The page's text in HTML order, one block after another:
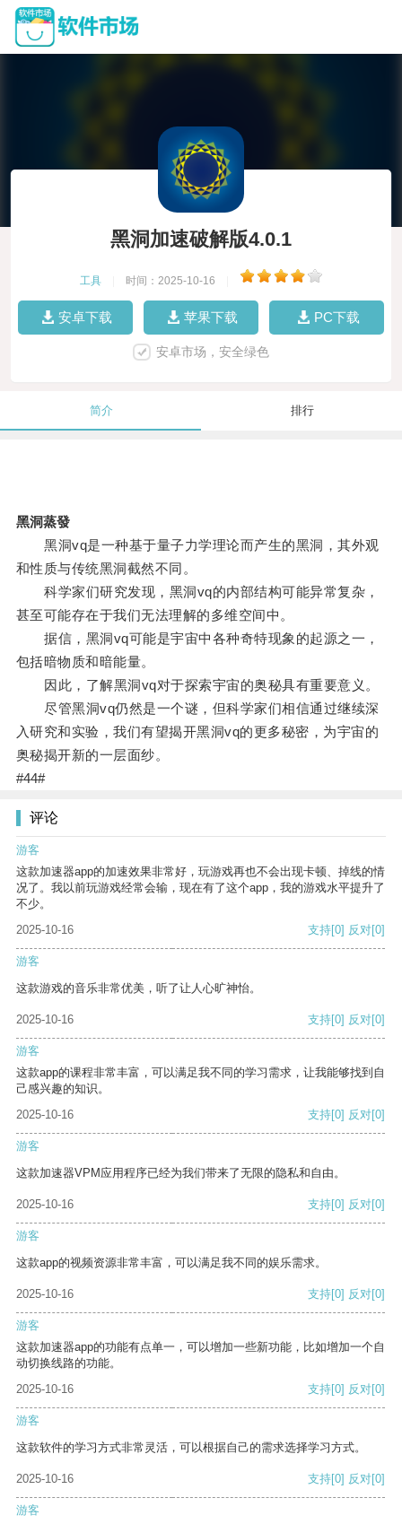
黑洞加速破解版4.0.1
工具 时间：2025-10-16
安卓下载 苹果下载 PC下载
安卓市场，安全绿色
简介 排行
黑洞蒸發
黑洞vq是一种基于量子力学理论而产生的黑洞，其外观
和性质与传统黑洞截然不同。
科学家们研究发现，黑洞vq的内部结构可能异常复杂，
甚至可能存在于我们无法理解的多维空间中。
据信，黑洞vq可能是宇宙中各种奇特现象的起源之一，
包括暗物质和暗能量。
因此，了解黑洞vq对于探索宇宙的奥秘具有重要意义。
尽管黑洞vq仍然是一个谜，但科学家们相信通过继续深
入研究和实验，我们有望揭开黑洞vq的更多秘密，为宇宙的
奥秘揭开新的一层面纱。
#44#
评论
游客
这款加速器app的加速效果非常好，玩游戏再也不会出现卡顿、掉线的情
况了。我以前玩游戏经常会输，现在有了这个app，我的游戏水平提升了
不少。
2025-10-16
支持[0] 反对[0]
游客
这款游戏的音乐非常优美，听了让人心旷神怡。
2025-10-16 支持[0] 反对[0]
游客
这款app的课程非常丰富，可以满足我不同的学习需求，让我能够找到自
己感兴趣的知识。
2025-10-16
支持[0] 反对[0]
游客
这款加速器VPM应用程序已经为我们带来了无限的隐私和自由。
2025-10-16 支持[0] 反对[0]
游客
这款app的视频资源非常丰富，可以满足我不同的娱乐需求。
2025-10-16 支持[0] 反对[0]
游客
这款加速器app的功能有点单一，可以增加一些新功能，比如增加一个自
动切换线路的功能。
2025-10-16
支持[0] 反对[0]
游客
这款软件的学习方式非常灵活，可以根据自己的需求选择学习方式。
2025-10-16 支持[0] 反对[0]
游客